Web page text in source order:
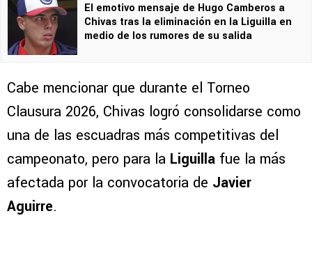
El emotivo mensaje de Hugo Camberos a
Chivas tras la eliminación en la Liguilla en
medio de los rumores de su salida
Cabe mencionar que durante el Torneo
Clausura 2026, Chivas logró consolidarse como
una de las escuadras más competitivas del
campeonato, pero para la Liguilla fue la más
afectada por la convocatoria de Javier
Aguirre.